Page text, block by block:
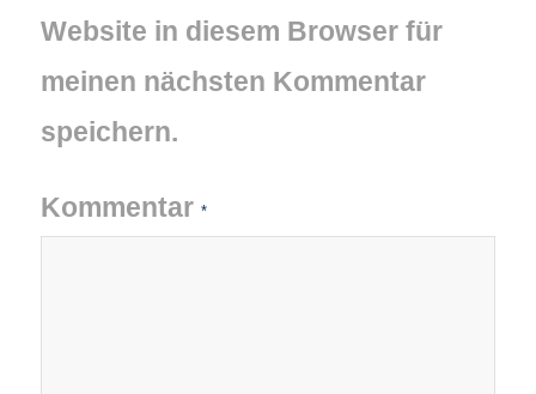
Website in diesem Browser für
meinen nächsten Kommentar
speichern.
Kommentar *